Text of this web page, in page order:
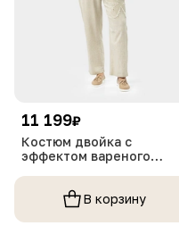
11 199₽
Костюм двойка с
эффектом вареного
В корзину